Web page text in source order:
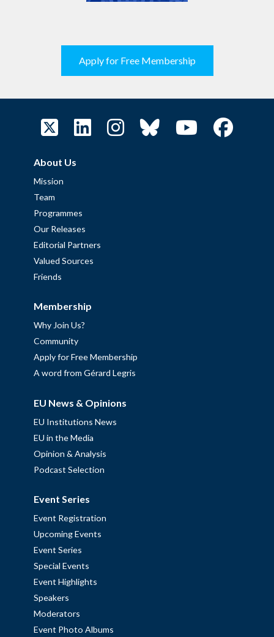
Apply for Free Membership
About Us
Mission
Team
Programmes
Our Releases
Editorial Partners
Valued Sources
Friends
Membership
Why Join Us?
Community
Apply for Free Membership
A word from Gérard Legris
EU News & Opinions
EU Institutions News
EU in the Media
Opinion & Analysis
Podcast Selection
Event Series
Event Registration
Upcoming Events
Event Series
Special Events
Event Highlights
Speakers
Moderators
Event Photo Albums